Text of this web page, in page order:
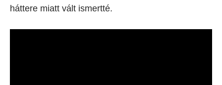
háttere miatt vált ismertté.